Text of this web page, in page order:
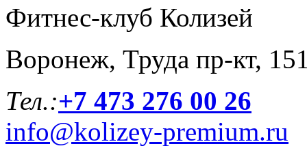
Фитнес-клуб Колизей
Воронеж, Труда пр-кт,
Тел.:+7 473 276 00 26
info@kolizey-premium.ru